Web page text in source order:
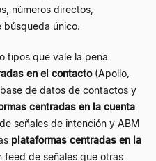
números directos,
búsqueda único.
tipos que vale la pena
en el contacto(Apollo,
de datos de contactos y
centradas en la cuenta
señales de intención y ABM
plataformas centradas en la
feed de señales que otras